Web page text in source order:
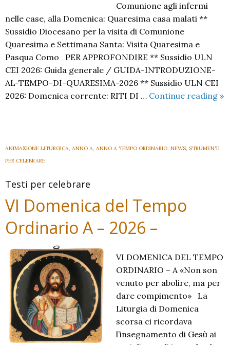
Comunione agli infermi
nelle case, alla Domenica: Quaresima casa malati **
Sussidio Diocesano per la visita di Comunione
Quaresima e Settimana Santa: Visita Quaresima e
Pasqua Como PER APPROFONDIRE ** Sussidio ULN
CEI 2026: Guida generale / GUIDA-INTRODUZIONE-
AL-TEMPO-DI-QUARESIMA-2026 ** Sussidio ULN CEI
2026: Domenica corrente: RITI DI … Continue reading I
A
»
ANIMAZIONE LITURGICA, ANNO A, ANNO A TEMPO ORDINARIO, NEWS, STRUMENTI
PER CELEBRARE
Testi per celebrare
VI Domenica del Tempo
Ordinario A – 2026 –
VI DOMENICA DEL TEMPO
ORDINARIO – A «Non son
venuto per abolire, ma per
dare compimento» La
Liturgia di Domenica
scorsa ci ricordava
l’insegnamento di Gesù ai